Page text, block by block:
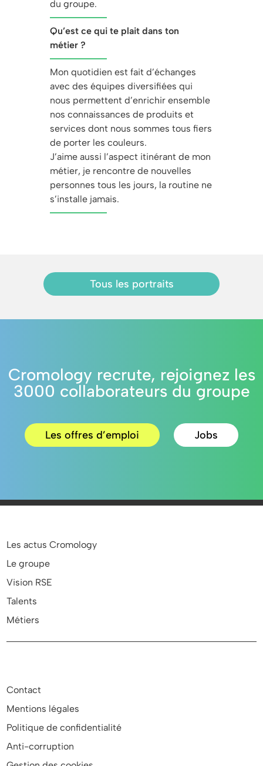
du groupe.
Qu’est ce qui te plait dans ton
métier ?
Mon quotidien est fait d’échanges
avec des équipes diversifiées qui
nous permettent d’enrichir ensemble
nos connaissances de produits et
services dont nous sommes tous fiers
de porter les couleurs.
J’aime aussi l’aspect itinérant de mon
métier, je rencontre de nouvelles
personnes tous les jours, la routine ne
s’installe jamais.
Tous les portraits
Cromology recrute, rejoignez les
3000 collaborateurs du groupe
Les offres d’emploi Jobs
Les actus Cromology
Le groupe
Vision RSE
Talents
Métiers
Contact
Mentions légales
Politique de confidentialité
Anti-corruption